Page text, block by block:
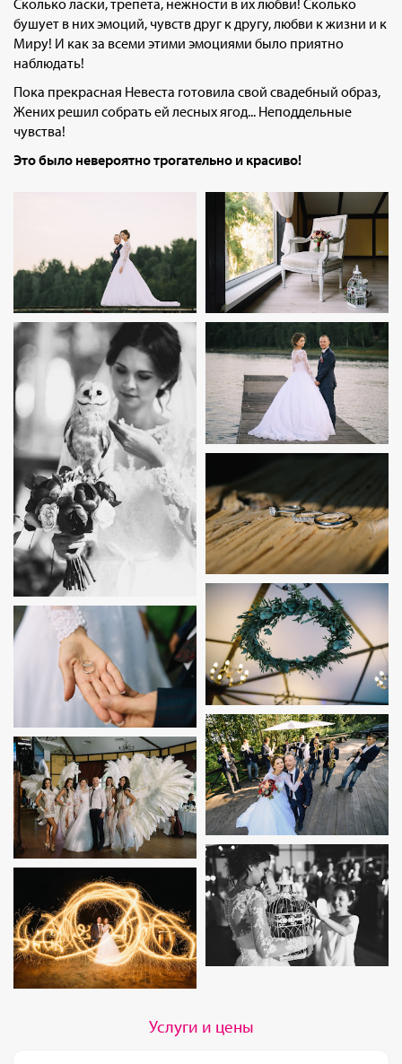
бушует в них эмоций, чувств друг к другу, любви к жизни и к
Миру! И как за всеми этими эмоциями было приятно
наблюдать!
Пока прекрасная Невеста готовила свой свадебный образ,
Жених решил собрать ей лесных ягод... Неподдельные
чувства!
Это было невероятно трогательно и красиво!
Услуги и цены